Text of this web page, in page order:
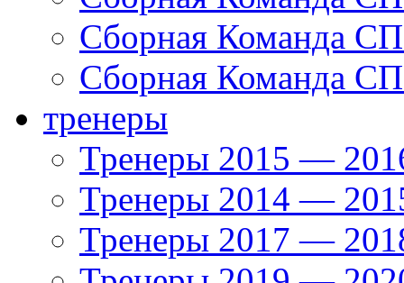
Сборная Команда
Сборная Команда
тренеры
Тренеры 2015 —
Тренеры 2014 —
Тренеры 2017 —